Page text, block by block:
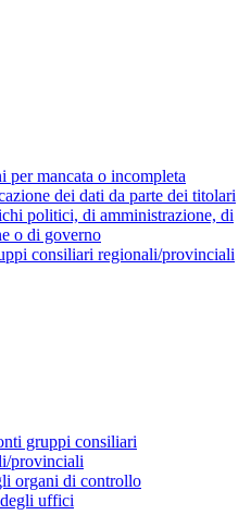
per mancata o incompleta
dei dati da parte dei titolari
politici, di amministrazione, di
o di governo
consiliari regionali/provinciali
gruppi consiliari
provinciali
organi di controllo
uffici